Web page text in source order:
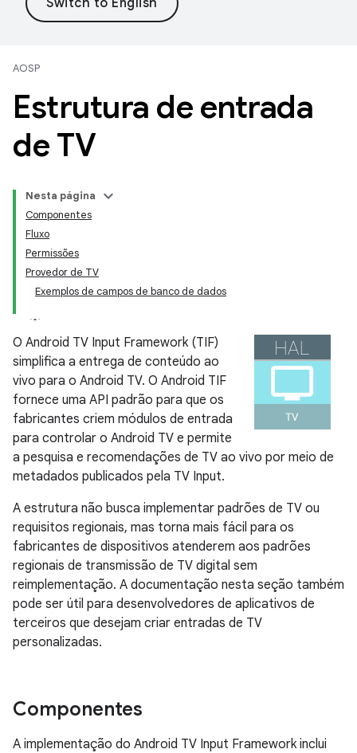
AOSP
Estrutura de entrada
de TV
Nesta página
Componentes
Fluxo
Permissões
Provedor de TV
Exemplos de campos de banco de dados
O Android TV Input Framework (TIF)
simplifica a entrega de conteúdo ao
vivo para o Android TV. O Android TIF
fornece uma API padrão para que os
fabricantes criem módulos de entrada
para controlar o Android TV e permite
a pesquisa e recomendações de TV ao vivo por meio de
metadados publicados pela TV Input.
A estrutura não busca implementar padrões de TV ou
requisitos regionais, mas torna mais fácil para os
fabricantes de dispositivos atenderem aos padrões
regionais de transmissão de TV digital sem
reimplementação. A documentação nesta seção também
pode ser útil para desenvolvedores de aplicativos de
terceiros que desejam criar entradas de TV
personalizadas.
Componentes
A implementação do Android TV Input Framework inclui